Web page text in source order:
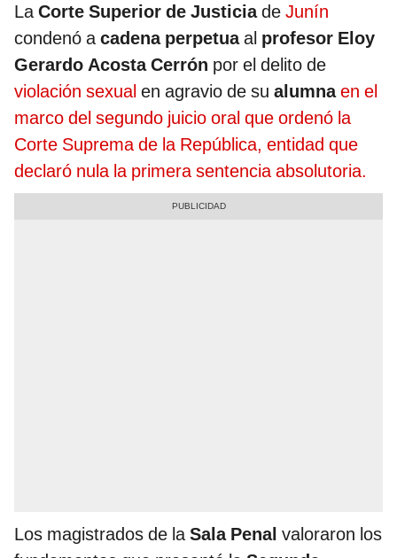
LaCorte Superior de Justiciade Junín
condenó acadena perpetuaal profesor Eloy
Gerardo Acosta Cerrón por el delito de
violación sexual en agravio de su alumnaen el
marco del segundo juicio oral que ordenó la
Corte Suprema de la República, entidad que
declaró nula la primera sentencia absolutoria.
Los magistrados de laSala Penal valoraron los